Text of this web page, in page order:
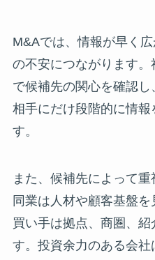
M&Aでは、情報が早く
の不安につながります
で候補先の関心を確認
相手にだけ段階的に情
す。
また、候補先によって重
同業は人材や顧客基盤
買い手は拠点、商圏、
す。投資余力のある会